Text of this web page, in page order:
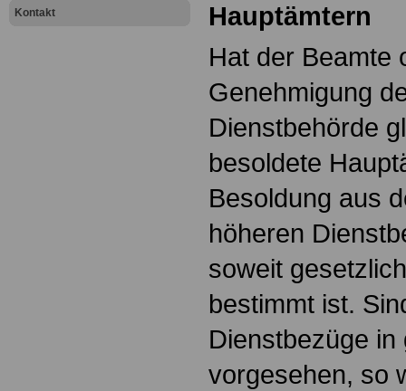
Kontakt
Hauptämtern
Hat der Beamte
Genehmigung
Dienstbehörde
besoldete
Besoldung aus
höheren
soweit
bestimmt ist.
Dienstbezüge
vorgesehen, so